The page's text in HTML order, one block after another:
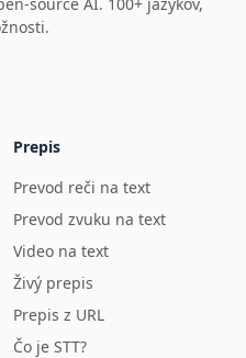
Prepis
Prevod reči na text
Prevod zvuku na text
Video na text
Živý prepis
Prepis z URL
Čo je STT?